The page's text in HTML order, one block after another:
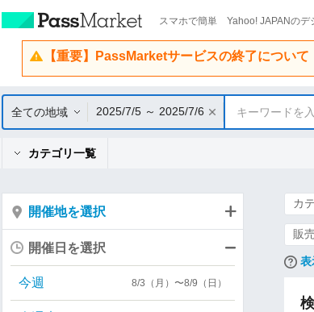
スマホで簡単 Yahoo! JAPANのデ
【重要】PassMarketサービスの終了について
全ての地域 2025/7/5 ～ 2025/7/6 キーワードを
カテゴリ一覧
カ
販
表
開催地を選択
開催日を選択
今週 8/3（月）〜8/9（日）